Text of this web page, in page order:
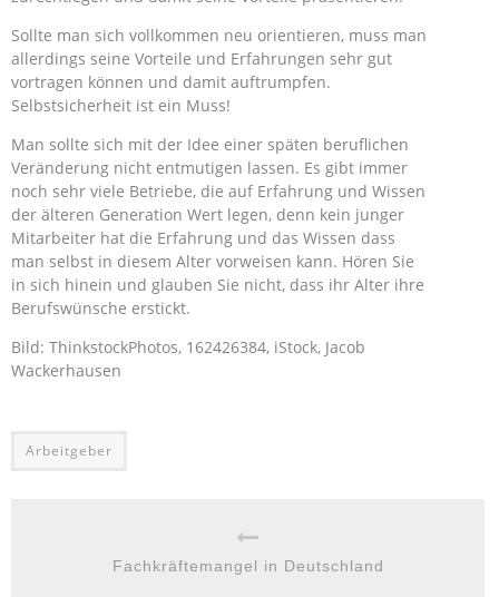
Sollte man sich vollkommen neu orientieren, muss man
allerdings seine Vorteile und Erfahrungen sehr gut
vortragen können und damit auftrumpfen.
Selbstsicherheit ist ein Muss!
Man sollte sich mit der Idee einer späten beruflichen
Veränderung nicht entmutigen lassen. Es gibt immer
noch sehr viele Betriebe, die auf Erfahrung und Wissen
der älteren Generation Wert legen, denn kein junger
Mitarbeiter hat die Erfahrung und das Wissen dass
man selbst in diesem Alter vorweisen kann. Hören Sie
in sich hinein und glauben Sie nicht, dass ihr Alter ihre
Berufswünsche erstickt.
Bild: ThinkstockPhotos, 162426384, iStock, Jacob
Wackerhausen
Arbeitgeber
Fachkräftemangel in Deutschland